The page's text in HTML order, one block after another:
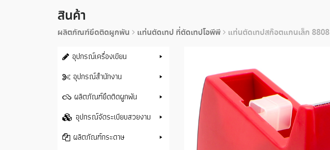
สินค้า
ผลิตภัณฑ์ยึดติดผูกพัน แท่นตัดเทป ที่ตัดเทปโอพีพี แท่นตัดเทปสก๊อตแกนเล็ก 8808
อุปกรณ์เครื่องเขียน
อุปกรณ์สำนักงาน
ผลิตภัณฑ์ยึดติดผูกพัน
อุปกรณ์จัดระเบียบสวยงาม
ผลิตภัณฑ์กระดาษ